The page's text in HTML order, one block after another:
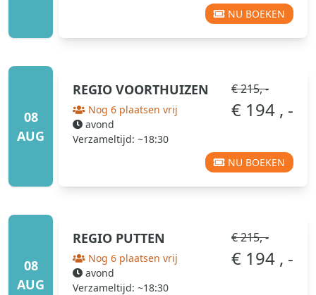
NU BOEKEN
08
AUG
REGIO VOORTHUIZEN
Nog 6 plaatsen vrij
avond
Verzameltijd: ~18:30
€ 215, -
€ 194 , -
NU BOEKEN
08
AUG
REGIO PUTTEN
Nog 6 plaatsen vrij
avond
Verzameltijd: ~18:30
€ 215, -
€ 194 , -